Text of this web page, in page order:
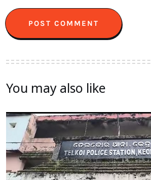
You may also like